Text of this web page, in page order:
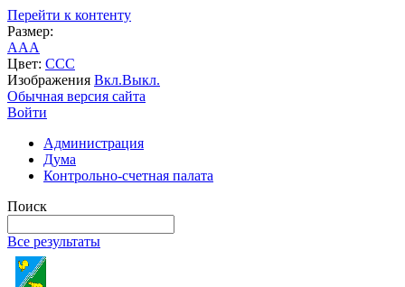
Перейти к контенту
Размер:
AAA
Цвет: CCC
Изображения Вкл.Выкл.
Обычная версия сайта
Войти
Администрация
Дума
Контрольно-счетная палата
Поиск
Все результаты